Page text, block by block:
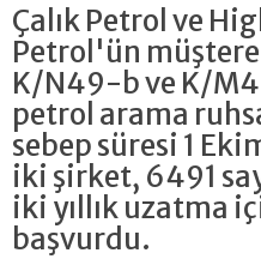
Çalık Petrol ve
Petrol'ün
K/N49-b ve K/
petrol arama
sebep süresi 1
iki şirket, 6491
iki yıllık uzatma
başvurdu.